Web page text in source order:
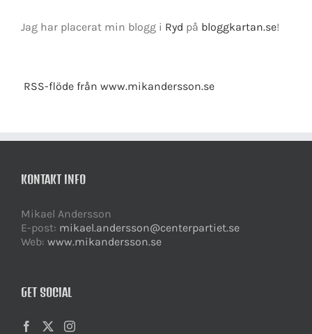
Jag har placerat min blogg i Ryd på bloggkartan.se!
RSS-flöde från www.mikandersson.se
KONTAKT INFO
Mikael Andersson
E-post: mikael.andersson@centerpartiet.se
Web: www.mikandersson.se
GET SOCIAL